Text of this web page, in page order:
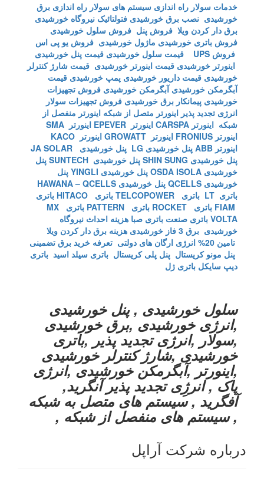
خدمات سولار راه اندازی سیستم های سولار راه اندازی برق
خورشیدی نصب برق خورشیدی فتولتائیک نیروگاه خورشیدی
برق دار کردن ویلا فروش پنل فروش سلول خورشیدی
فروش باتری خورشیدی ماژول خورشیدی فروش یو پی اس
فروش UPS
قیمت سلول خورشیدی قیمت پنل خورشیدی
اینورتر خورشیدی قیمت اینورتر خورشیدی قیمت شارژ کنترلر
خورشیدی قیمت داریور خورشیدی پمپ خورشیدی قیمت
آبگرمکن خورشیدی آبگرمکن خورشیدی فروش تجهیزات
خورشیدی پیمانکار برق خورشیدی فروش تجهیزات سولار
انرژی تجدید پذیر اینورتر متصل از شبکه اینورتر منفصل از
شبکه اینورتر CARSPA اینورتر EPEVER
اینورتر SMA
اینورتر FRONIUS
اینورتر GROWATT
اینورتر KACO
اینورتر ABB
پنل خورشیدی LG
پنل خورشیدی JA SOLAR
پنل خورشیدی SHIN SUNG
پنل خورشیدی SUNTECH
پنل
خورشیدی OSDA ISOLA
پنل خورشیدی YINGLI
پنل
خورشیدی QCELLS
پنل خورشیدی HAWANA – QCELLS
باتری LT
باتری TELCOPOWER باتری HITACO
باتری
باتری ROCKET باتری PATTERN
باتری MX
VOLTA باتری صنعت باتری صبا هزینه احداث نیروگاه
خورشیدی برق 3 فاز خورشیدی
هزینه برق دار کردن ویلا
تامین 20% انرژی ارگان های دولتی
تعرفه خرید برق تضمینی
پنل مونو کریستال پنل پلی کریستال باتری سیلد اسید باتری
دیپ سایکل باتری ژل
سلول خورشیدی , پنل خورشیدی
,انرژی خورشیدی ,برق خورشیدی
,سولار ,انرژی تجدید پذیر ,باتری
خورشیدی ,شارژ کنترلر خورشیدی
,اینورتر ,آبگرمکن خورشیدی ,انرژی
پاک , انرژِی تجدید پذیر آنگرید,
آفگرید , سیستم های متصل به شبکه
, سیستم های منفصل از شبکه ,
درباره شرکت آراپل